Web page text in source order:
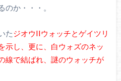
のか・・・。
たジオウIIウォッチとゲイツリ
示し、更に、白ウォズのネッ
線で結ばれ、謎のウォッチが